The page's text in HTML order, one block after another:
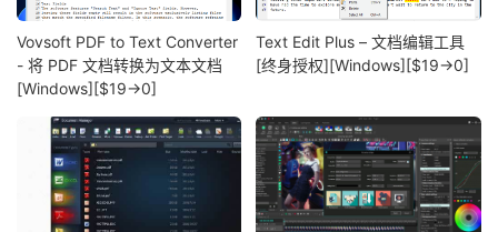
Vovsoft PDF to Text Converter
- 将 PDF 文档转换为文本文档
[Windows][$19→0]
Text Edit Plus – 文档编辑工具
[终身授权][Windows][$19→0]